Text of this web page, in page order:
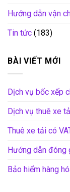
Hướng dẫn vận
Tin tức (183)
BÀI VIẾT MỚI
Dịch vụ bốc xếp
Dịch vụ thuê xe
Thuê xe tải có
Hướng dẫn đóng
Bảo hiểm hàng